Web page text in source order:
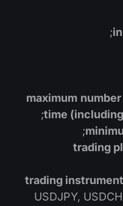
maximum
time
trading
trading
USDJPY,